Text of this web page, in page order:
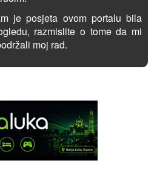
je posjeta ovom portalu bila
razmislite o tome da mi
moj rad.